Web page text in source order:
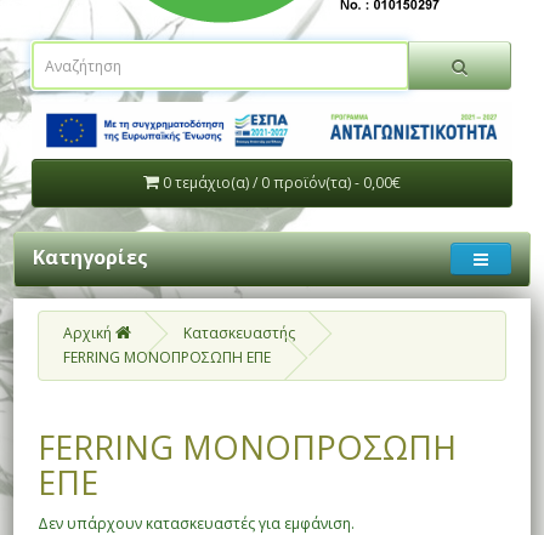
0 τεμάχιο(α) / 0 προϊόν(τα) - 0,00€
Κατηγορίες
Αρχική
Κατασκευαστής
FERRING ΜΟΝΟΠΡΟΣΩΠΗ ΕΠΕ
FERRING ΜΟΝΟΠΡΟΣΩΠΗ
ΕΠΕ
Δεν υπάρχουν κατασκευαστές για εμφάνιση.